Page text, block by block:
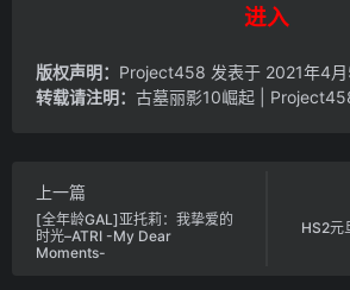
进入
版权声明： Project458 发表于 2021年4月
转载请注明： 古墓丽影10崛起 |
上一篇
[全年龄GAL]亚托莉：我挚爱的
时光–ATRI -My Dear
Moments-
HS2元